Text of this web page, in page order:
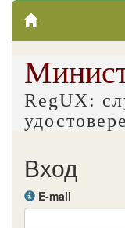
RegUX:
Вход
E-mail